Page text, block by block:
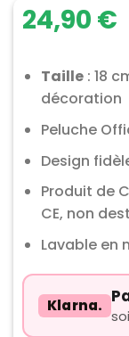
24,90 €
Taille: 18
décoration
Peluche
Design
Produit de
CE, non
Lavable en
Klarna.